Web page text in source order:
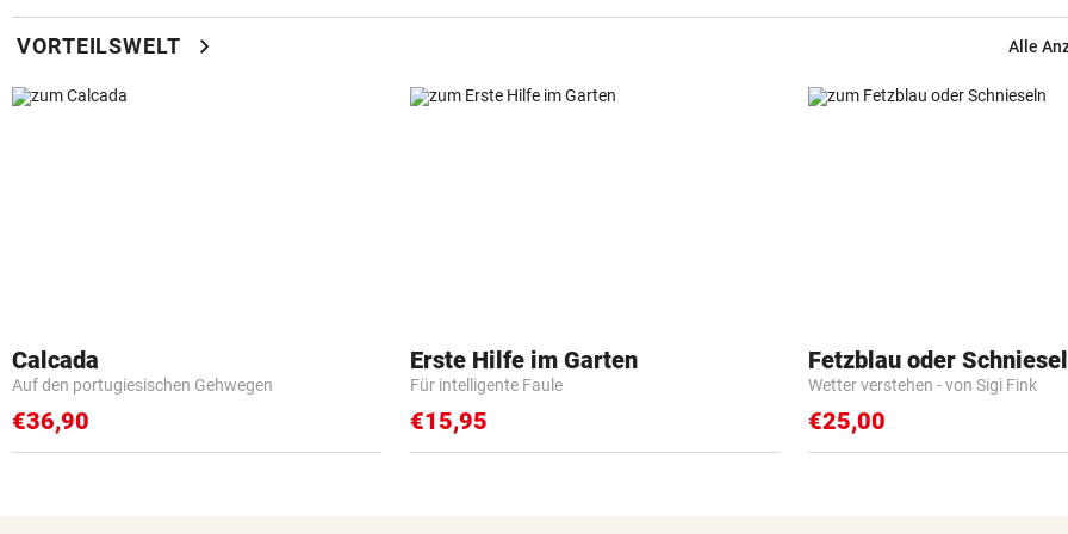
VORTEILSWELT chevron_right Alle
Calcada
Auf den portugiesischen Gehwegen
€36,90
Erste Hilfe im Garten
Für intelligente Faule
€15,95
Fetzblau oder
Wetter verstehen - von Sigi Fink
€25,00